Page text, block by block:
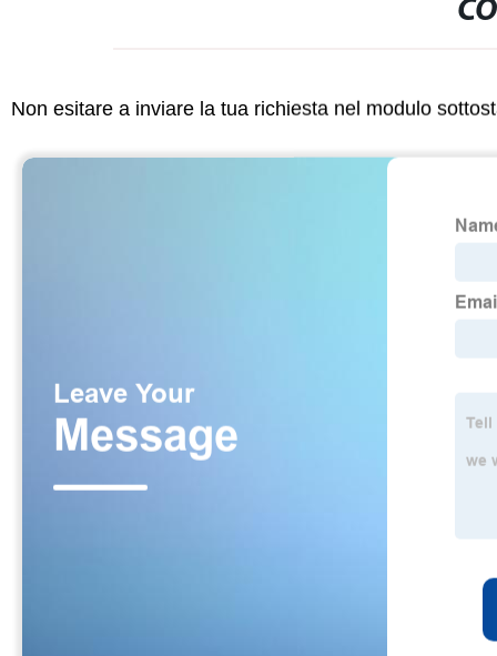
Non esitare a inviare la tua richiesta nel modulo